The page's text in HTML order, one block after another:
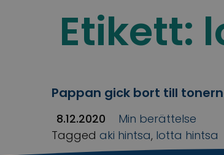
Etikett:
Pappan gick bort till
8.12.2020
Min berättelse
Tagged aki hintsa, lotta hintsa